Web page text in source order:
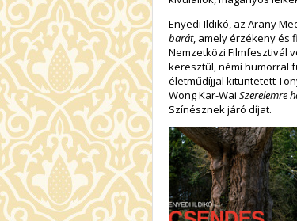
Enyedi Ildikó, az Arany
barát, amely érzékeny és
Nemzetközi Filmfesztivál
keresztül, némi humorral
életműdíjjal kitüntetett
Wong Kar-Wai Szerelemre
Színésznek járó díjat.